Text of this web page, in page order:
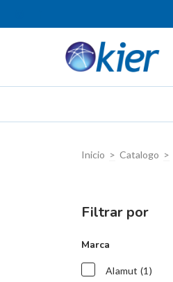
Inicio > Catalogo >
Filtrar por
Marca
Alamut (1)